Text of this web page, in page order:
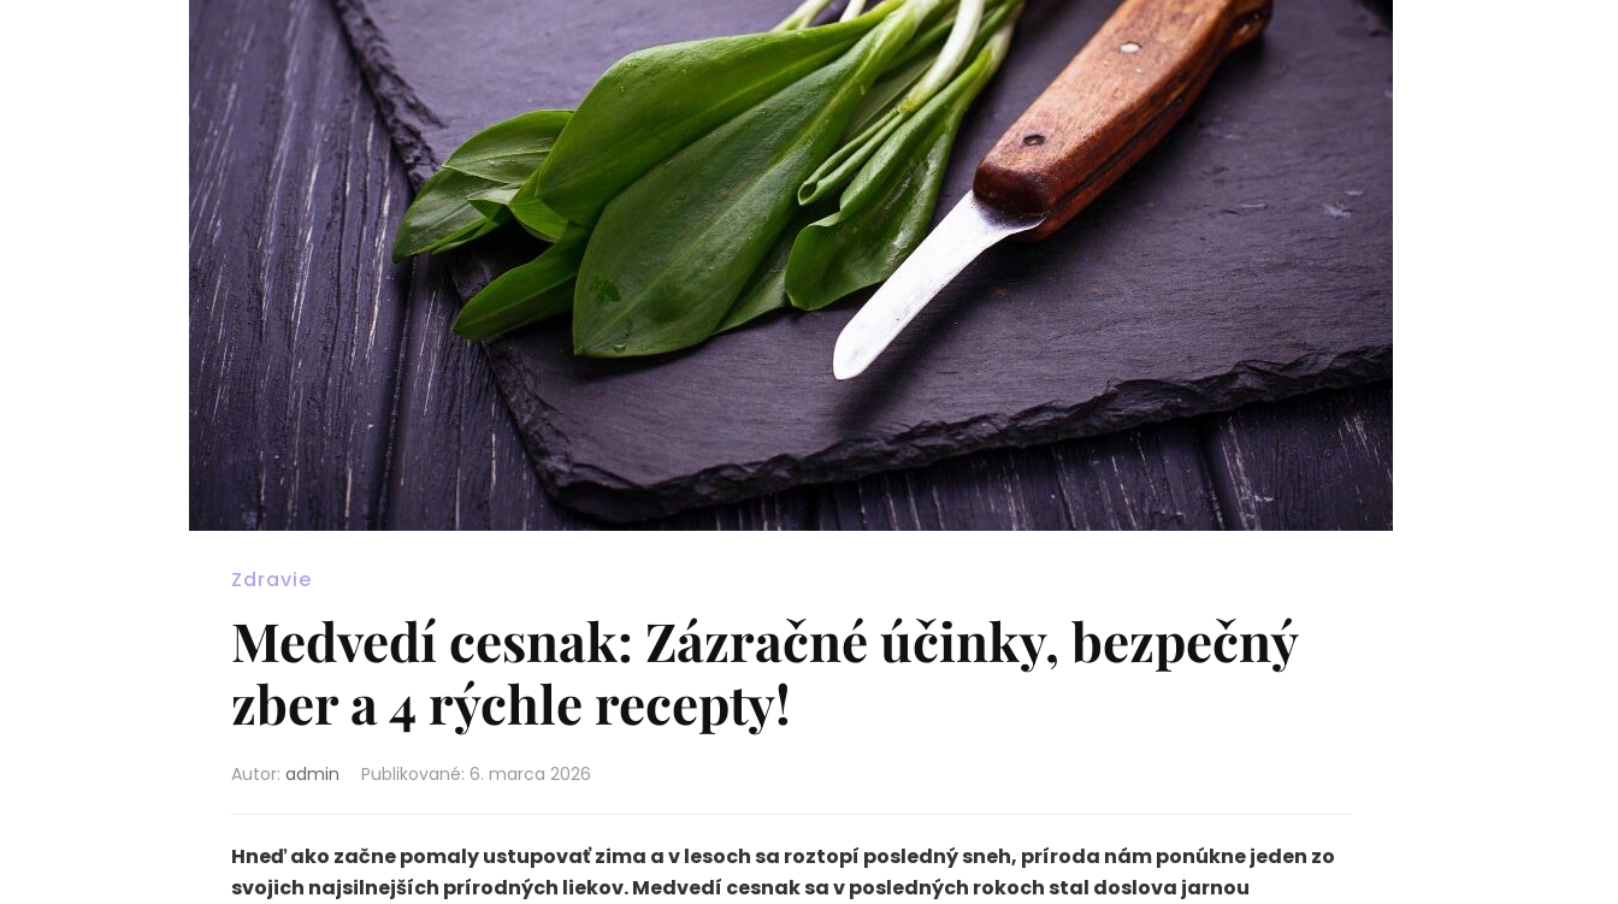
Zdravie
Medvedí cesnak: Zázračné účinky, bezpečný
zber a 4 rýchle recepty!
Autor: admin Publikované: 6. marca 2026
Hneď ako začne pomaly ustupovať zima a v lesoch sa roztopí posledný sneh, príroda nám ponúkne jeden zo
svojich najsilnejších prírodných liekov. Medvedí cesnak sa v posledných rokoch stal doslova jarnou